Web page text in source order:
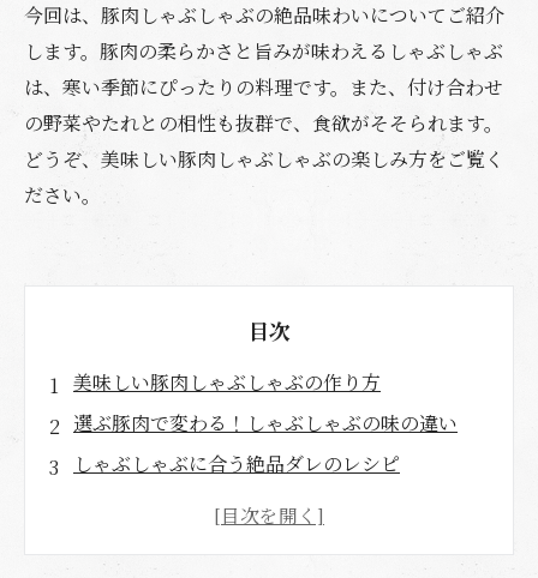
今回は、豚肉しゃぶしゃぶの絶品味わいについてご紹介
します。豚肉の柔らかさと旨みが味わえるしゃぶしゃぶ
は、寒い季節にぴったりの料理です。また、付け合わせ
の野菜やたれとの相性も抜群で、食欲がそそられます。
どうぞ、美味しい豚肉しゃぶしゃぶの楽しみ方をご覧く
ださい。
目次
美味しい豚肉しゃぶしゃぶの作り方
選ぶ豚肉で変わる！しゃぶしゃぶの味の違い
しゃぶしゃぶに合う絶品ダレのレシピ
野菜と一緒に食べる！健康的な豚肉しゃぶしゃ